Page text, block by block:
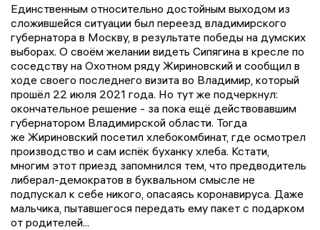
Единственным относительно достойным выходом из
сложившейся ситуации был переезд владимирского
губернатора в Москву, в результате победы на думских
выборах. О своём желании видеть Сипягина в кресле по
соседству на Охотном ряду Жириновский и сообщил в
ходе своего последнего визита во Владимир, который
прошёл 22 июля 2021 года. Но тут же подчеркнул:
окончательное решение - за пока ещё действовавшим
губернатором Владимирской области. Тогда
же Жириновский посетил хлебокомбинат, где осмотрел
производство и сам испёк буханку хлеба. Кстати,
многим этот приезд запомнился тем, что предводитель
либерал-демократов в буквальном смысле не
подпускал к себе никого, опасаясь коронавируса. Даже
мальчика, пытавшегося передать ему пакет с подарком
от родителей...